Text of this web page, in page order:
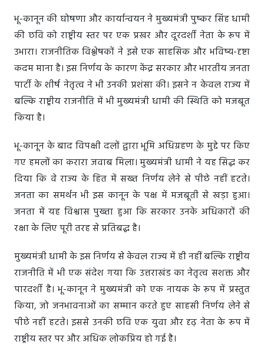
भू-कानून की घोषणा और कार्यान्वयन ने मुख्यमंत्री पुष्कर सिंह धामी
की छवि को राष्ट्रीय स्तर पर एक प्रखर और दूरदर्शी नेता के रूप में
उभारा। राजनीतिक विश्लेषकों ने इसे एक साहसिक और भविष्य-दृष्टा
कदम माना है। इस निर्णय के कारण केंद्र सरकार और भारतीय जनता
पार्टी के शीर्ष नेतृत्व ने भी उनकी प्रशंसा की। इसने न केवल राज्य में
बल्कि राष्ट्रीय राजनीति में भी मुख्यमंत्री धामी की स्थिति को मजबूत
किया है।
भू-कानून के बाद विपक्षी दलों द्वारा भूमि अधिग्रहण के मुद्दे पर किए
गए हमलों का करारा जवाब मिला। मुख्यमंत्री धामी ने यह सिद्ध कर
दिया कि वे राज्य के हित में सख्त निर्णय लेने से पीछे नहीं हटते।
जनता का समर्थन भी इस कानून के पक्ष में मजबूती से खड़ा हुआ।
जनता में यह विश्वास पुख्ता हुआ कि सरकार उनके अधिकारों की
रक्षा के लिए पूरी तरह से प्रतिबद्ध है।
मुख्यमंत्री धामी के इस निर्णय से केवल राज्य में ही नहीं बल्कि राष्ट्रीय
राजनीति में भी एक संदेश गया कि उत्तराखंड का नेतृत्व सशक्त और
पारदर्शी है। भू-कानून ने मुख्यमंत्री को एक नायक के रूप में प्रस्तुत
किया, जो जनभावनाओं का सम्मान करते हुए साहसी निर्णय लेने से
पीछे नहीं हटते। इससे उनकी छवि एक युवा और दृढ़ नेता के रूप में
राष्ट्रीय स्तर पर और अधिक लोकप्रिय हो गई है।